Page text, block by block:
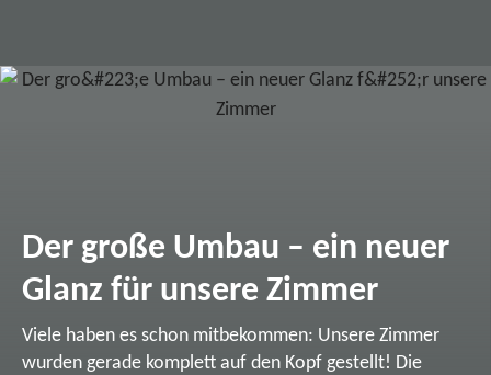
Der große Umbau – ein neuer
Glanz für unsere Zimmer
Viele haben es schon mitbekommen: Unsere Zimmer
wurden gerade komplett auf den Kopf gestellt! Die